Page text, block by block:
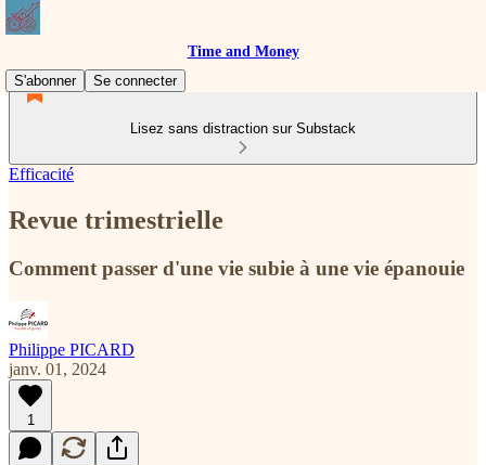
Time and Money
S'abonner
Se connecter
Lisez sans distraction sur Substack
Efficacité
Revue trimestrielle
Comment passer d'une vie subie à une vie épanouie
Philippe PICARD
janv. 01, 2024
1